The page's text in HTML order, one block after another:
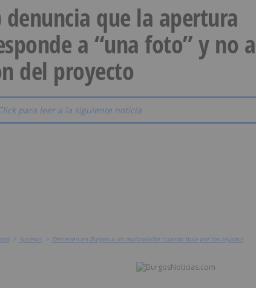
denuncia que la apertura
a “una foto” y no a
del proyecto
para leer a la siguiente noticia
> Sucesos > Detienen en Burgos a un maltratador cuando huía por los tejados